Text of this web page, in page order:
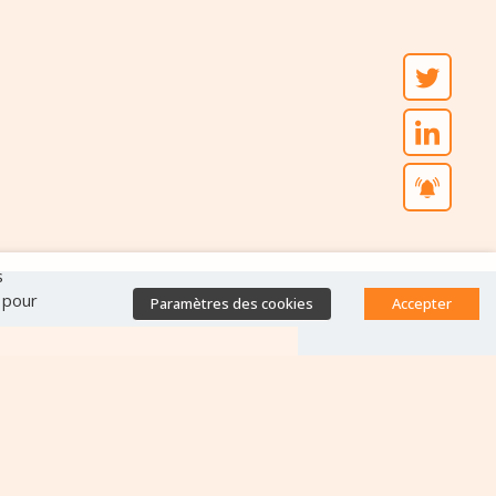
pour
Paramètres des cookies Accepter